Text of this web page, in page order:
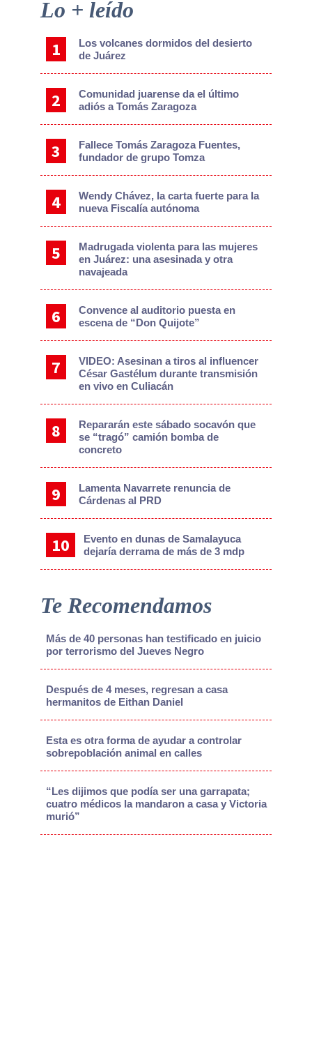
Primary
Lo + leído
Los volcanes dormidos del desierto
de Juárez
Comunidad juarense da el último
adiós a Tomás Zaragoza
Fallece Tomás Zaragoza Fuentes,
fundador de grupo Tomza
Wendy Chávez, la carta fuerte para la
nueva Fiscalía autónoma
Madrugada violenta para las mujeres
en Juárez: una asesinada y otra
navajeada
Convence al auditorio puesta en
escena de “Don Quijote”
VIDEO: Asesinan a tiros al influencer
César Gastélum durante transmisión
en vivo en Culiacán
Repararán este sábado socavón que
se “tragó” camión bomba de
concreto
Lamenta Navarrete renuncia de
Cárdenas al PRD
Evento en dunas de Samalayuca
dejaría derrama de más de 3 mdp
Te Recomendamos
Más de 40 personas han testificado en juicio
por terrorismo del Jueves Negro
Después de 4 meses, regresan a casa
hermanitos de Eithan Daniel
Esta es otra forma de ayudar a controlar
sobrepoblación animal en calles
“Les dijimos que podía ser una garrapata;
cuatro médicos la mandaron a casa y Victoria
murió”